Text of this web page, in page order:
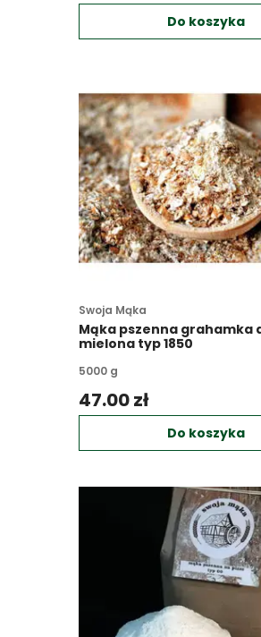
Do koszyka
Swoja Mąka
Mąka pszenna grahamka
mielona typ 1850
5000 g
47.00 zł
Do koszyka